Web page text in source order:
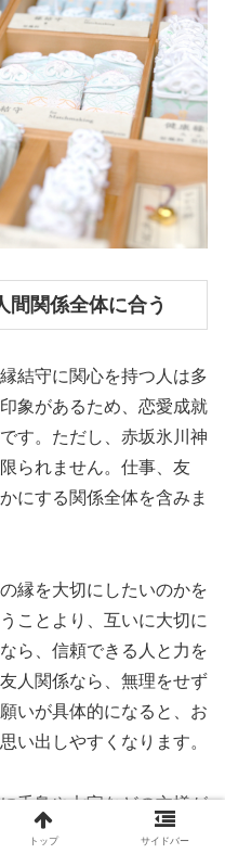
間関係全体に合う
結守に関心を持つ人は多
象があるため、恋愛成就
す。ただし、赤坂氷川神
られません。仕事、友
にする関係全体を含みま
縁を大切にしたいのかを
ことより、互いに大切に
ら、信頼できる人と力を
人関係なら、無理をせず
いが具体的になると、お
い出しやすくなります。
千鳥や七宝などの文様が
越えていく姿から、困難
トップ サイドバー